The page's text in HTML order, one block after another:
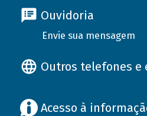
Ouvidoria
Envie sua mensagem
Outros telefones e
Acesso à